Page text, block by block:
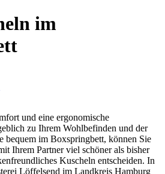
im
und eine ergonomische
zu Ihrem Wohlbefinden und der
bequem im Boxspringbett, können Sie
Ihrem Partner viel schöner als bisher
Kuscheln entscheiden. In
Löffelsend im Landkreis Hamburg